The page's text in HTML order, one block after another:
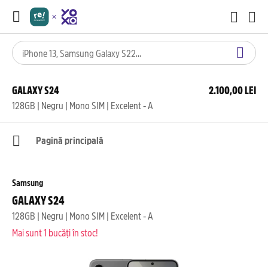
GALAXY S24
128GB | Negru | Mono SIM | Excelent - A
2.100,00 LEI
Pagină principală
Samsung
GALAXY S24
128GB | Negru | Mono SIM | Excelent - A
Mai sunt 1 bucăți în stoc!